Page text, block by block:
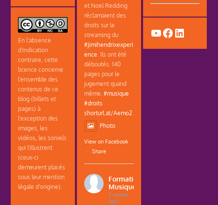
En l'absence
d'indication
contraire, cette
licence concerne
l'ensemble des
contenus de ce
blog (billets et
pages) à
l'exception des
images, les
vidéos, les soniels
qui l'illustrent
(ceux-ci
demeurent placés
sous leur mention
légale d'origine).
et Noel Redding
réclamaient des
droits sur le
streaming du
#jimihendrixexperi
ence . Ils ont été
déboutés. 140
pages pour le
jugement quand
même.#musique
#droits
shorturl.at/Aemo2
Photo
View on Facebook
·
Share
Formations
Musique
2 weeks
ago
YouTube
Facebook
LinkedIn